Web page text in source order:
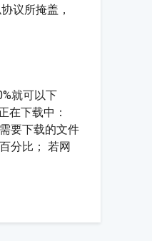
议所掩盖，
就可以下
在下载中：
要下载的文件
分比； 若网